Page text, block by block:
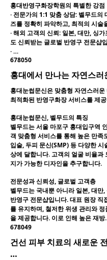
홍대반영구화장학원의 특별한 강점
· 전문가의 1:1 맞춤 상담: 벨무드의
즈를 정확히 파악하고, 최적의 시술
·해외 고객의 신뢰: 일본, 대만, 싱
도 신뢰받는 글로벌 반영구 전문샵
· …
678050
홍대에서 만나는 자연스
홍대눈썹문신은 맞춤형 자연스러
최적화된 반영구화장 서비스를 제
홍대눈썹문신, 벨무드의 특징
벨무드는 서울 마포구 홍대입구역
객 맞춤형 서비스를 통해 높은 만
입술, 두피 문신(SMP) 등 다양한
상에 달합니다. 고객의 얼굴 비율과
지가 가능한 디자인을 추구합니다.
전문성과 신뢰성, 글로벌 고객층
벨무드는 국내뿐 아니라 일본, 대만
반영구 전문샵입니다. 대표 원장
를 유지하며, 철저한 위생 관리와
을 제공합니다. 이로 인해 높은 재
678049
건선 피부 치료의 새로운
…